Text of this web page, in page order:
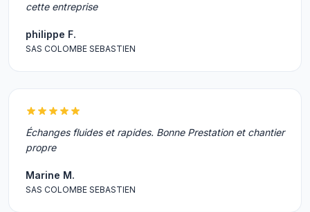
cette entreprise
philippe F.
SAS COLOMBE SEBASTIEN
Échanges fluides et rapides. Bonne Prestation et chantier
propre
Marine M.
SAS COLOMBE SEBASTIEN